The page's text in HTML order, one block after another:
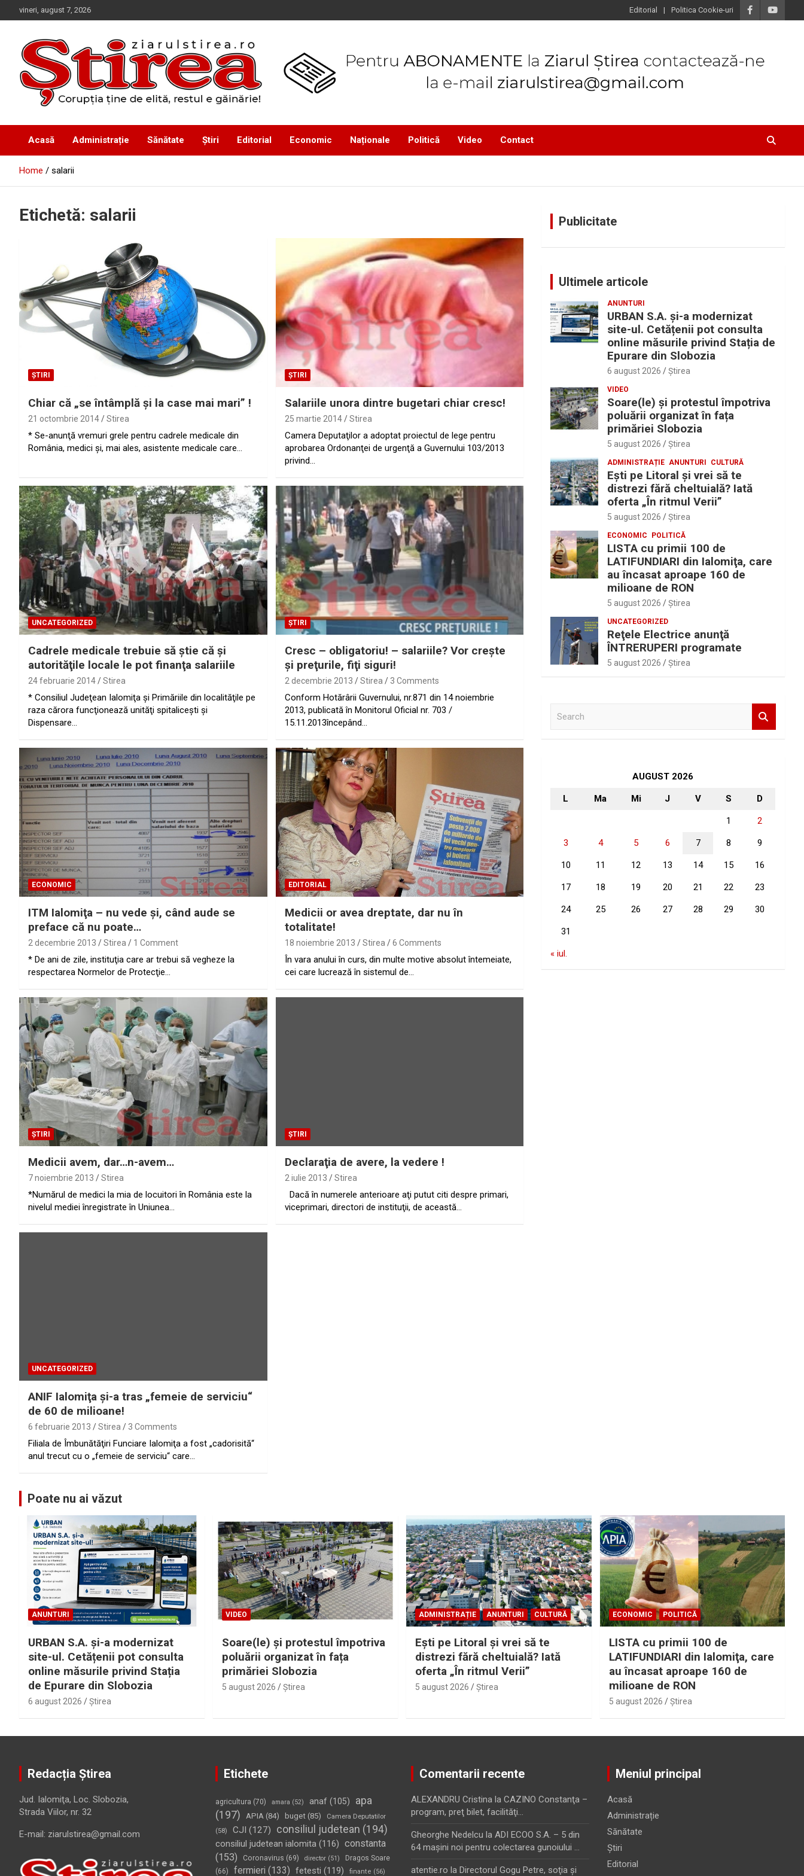
to
vineri, august 7, 2026 Editorial Politica Cookie-uri
Ziarul Știrea
Acasă Administrație Sănătate Știri Editorial Economic Naționale Politică Video Contact
Home salarii
Etichetă: salarii
ȘTIRI
Chiar că „se întâmplă şi la case mai mari” !
21 octombrie 2014 Stirea
* Se-anunţă vremuri grele pentru cadrele medicale din
România, medici şi, mai ales, asistente medicale care…
ȘTIRI
Salariile unora dintre bugetari chiar cresc!
25 martie 2014 Stirea
Camera Deputaţilor a adoptat proiectul de lege pentru
aprobarea Ordonanţei de urgenţă a Guvernului 103/2013
privind…
UNCATEGORIZED
Cadrele medicale trebuie să ştie că şi
autorităţile locale le pot finanţa salariile
24 februarie 2014 Stirea
* Consiliul Judeţean Ialomiţa şi Primăriile din localităţile pe
raza cărora funcţionează unităţi spitaliceşti şi
Dispensare…
ȘTIRI
Cresc – obligatoriu! – salariile? Vor creşte
şi preţurile, fiţi siguri!
2 decembrie 2013 Stirea 3 Comments
Conform Hotărârii Guvernului, nr.871 din 14 noiembrie
2013, publicată în Monitorul Oficial nr. 703 /
15.11.2013începând…
ECONOMIC
ITM Ialomiţa – nu vede şi, când aude se
preface că nu poate…
2 decembrie 2013 Stirea 1 Comment
* De ani de zile, instituţia care ar trebui să vegheze la
respectarea Normelor de Protecţie…
EDITORIAL
Medicii or avea dreptate, dar nu în
totalitate!
18 noiembrie 2013 Stirea 6 Comments
În vara anului în curs, din multe motive absolut întemeiate,
cei care lucrează în sistemul de…
ȘTIRI
Medicii avem, dar…n-avem…
7 noiembrie 2013 Stirea
*Numărul de medici la mia de locuitori în România este la
nivelul mediei înregistrate în Uniunea…
ȘTIRI
Declaraţia de avere, la vedere !
2 iulie 2013 Stirea
Dacă în numerele anterioare aţi putut citi despre primari,
viceprimari, directori de instituţii, de această…
UNCATEGORIZED
ANIF Ialomiţa şi-a tras „femeie de serviciu“
de 60 de milioane!
6 februarie 2013 Stirea 3 Comments
Filiala de Îmbunătăţiri Funciare Ialomiţa a fost „cadorisită“
anul trecut cu o „femeie de serviciu“ care…
Publicitate
Ultimele articole
ANUNTURI
URBAN S.A. și-a modernizat
site-ul. Cetățenii pot consulta
online măsurile privind Stația de
Epurare din Slobozia
6 august 2026 Ştirea
VIDEO
Soare(le) și protestul împotriva
poluării organizat în fața
primăriei Slobozia
5 august 2026 Ştirea
ADMINISTRAȚIE ANUNTURI CULTURĂ
Eşti pe Litoral şi vrei să te
distrezi fără cheltuială? Iată
oferta „În ritmul Verii”
5 august 2026 Ştirea
ECONOMIC POLITICĂ
LISTA cu primii 100 de
LATIFUNDIARI din Ialomiţa, care
au încasat aproape 160 de
milioane de RON
5 august 2026 Ştirea
UNCATEGORIZED
Reţele Electrice anunţă
ÎNTRERUPERI programate
5 august 2026 Ştirea
AUGUST 2026
L Ma Mi J V S D
1 2
3 4 5 6 7 8 9
10 11 12 13 14 15 16
17 18 19 20 21 22 23
24 25 26 27 28 29 30
31
« iul.
Poate nu ai văzut
ANUNTURI
URBAN S.A. și-a modernizat
site-ul. Cetățenii pot consulta
online măsurile privind Stația
de Epurare din Slobozia
6 august 2026 Ştirea
VIDEO
Soare(le) și protestul împotriva
poluării organizat în fața
primăriei Slobozia
5 august 2026 Ştirea
ADMINISTRAȚIE ANUNTURI CULTURĂ
Eşti pe Litoral şi vrei să te
distrezi fără cheltuială? Iată
oferta „În ritmul Verii”
5 august 2026 Ştirea
ECONOMIC POLITICĂ
LISTA cu primii 100 de
LATIFUNDIARI din Ialomiţa, care
au încasat aproape 160 de
milioane de RON
5 august 2026 Ştirea
Redacția Știrea
Jud. Ialomiţa, Loc. Slobozia,
Strada Viilor, nr. 32
E-mail: ziarulstirea@gmail.com
Etichete
agricultura (70) amara (52) anaf(105)
apa
(197)
APIA(84) buget(85)
Camera Deputatilor
(58)
CJI (127) consiliul judetean (194)
consiliul judetean ialomita(116) constanta
(153)
Coronavirus (69) director(51)
Dragos Soare
(66)
fermieri (133) fetesti (119) finante (56)
Comentarii recente
ALEXANDRU Cristina la CAZINO Constanţa –
program, preţ bilet, facilităţi…
Gheorghe Nedelcu la ADI ECOO S.A. – 5 din
64 maşini noi pentru colectarea gunoiului …
atentie.ro la Directorul Gogu Petre, soţia şi
Meniul principal
Acasă
Administrație
Sănătate
Știri
Editorial